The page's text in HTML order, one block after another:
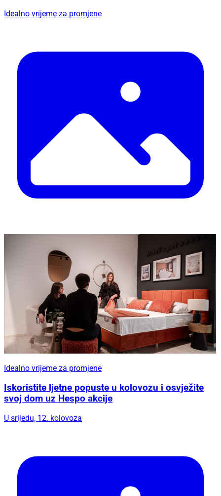
Idealno vrijeme za promjene
Idealno vrijeme za promjene
Iskoristite ljetne popuste u kolovozu i osvježite
svoj dom uz Hespo akcije
U srijedu, 12. kolovoza